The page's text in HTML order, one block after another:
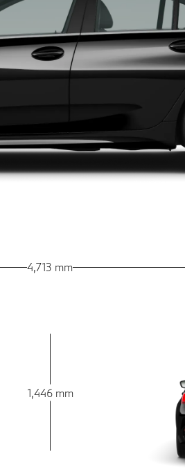
4,713 mm
1,446 mm